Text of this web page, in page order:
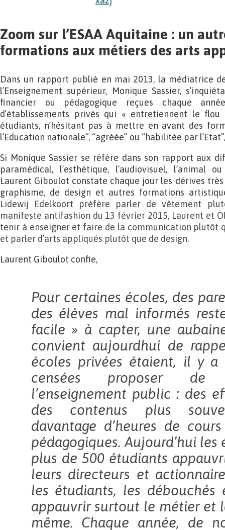
Zoom sur l’ESAA Aquitaine : un
formations aux métiers des arts
Dans un rapport publié en mai 2013, la médiatrice
l’Enseignement supérieur, Monique Sassier,
financier ou pédagogique reçues chaque
d’établissements privés qui « entretiennent le
étudiants, n’hésitant pas à mettre en avant des
l’Education nationale”, “agréée” ou “habilitée par
Si Monique Sassier se réfère dans son rapport aux
paramédical, l’esthétique, l’audiovisuel, l’animal
Laurent Giboulot constate chaque jour les dérives
graphisme, de design et autres formations
Lidewij Edelkoort préfère parler de vêtement
manifeste antifashion du 13 février 2015, Laurent et
tenir à enseigner et faire de la communication plutôt
et parler d’arts appliqués plutôt que de design.
Laurent Giboulot confie,
Pour certaines écoles, des
des élèves mal informés
facile » à capter, une
convient aujourdhui de
écoles privées étaient, il y a
censées proposer
l’enseignement public : des
des contenus plus
davantage d’heures de
pédagogiques. Aujourd’hui les
plus de 500 étudiants
leurs directeurs et
les étudiants, les
appauvrir surtout le métier et
même. Chaque année, de